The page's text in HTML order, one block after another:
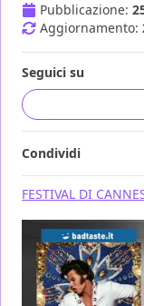
Pubblicazione:
Aggiornamento:
Seguici su
Condividi
FESTIVAL DI